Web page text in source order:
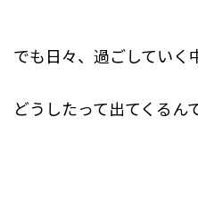
でも日々、過ごしていく
どうしたって出てくるん